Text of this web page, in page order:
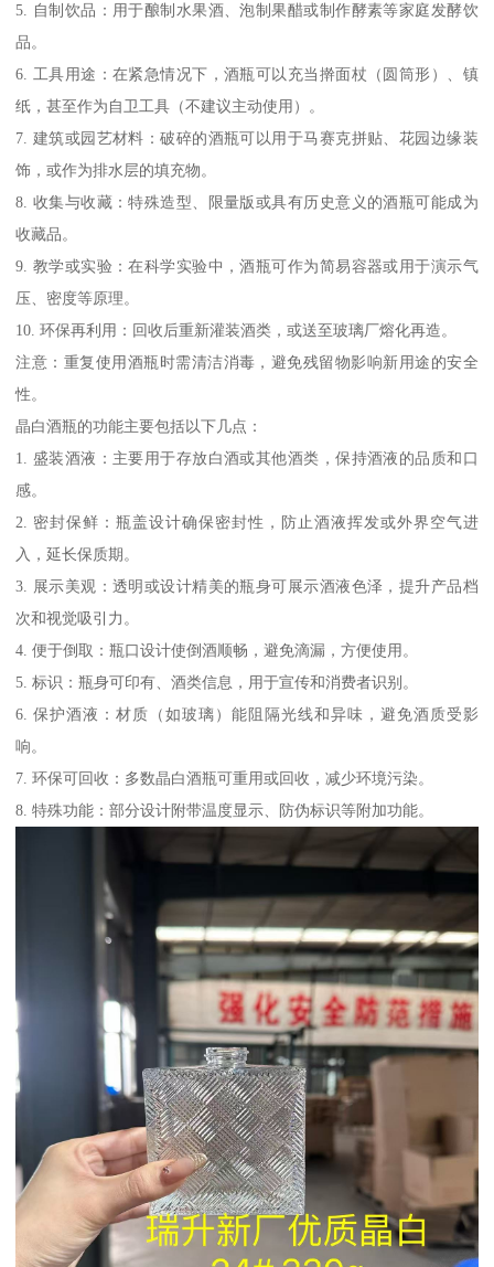
5. 自制饮品：用于酿制水果酒、泡制果醋或制作酵素等家庭发酵饮
品。
6. 工具用途：在紧急情况下，酒瓶可以充当擀面杖（圆筒形）、镇
纸，甚至作为自卫工具（不建议主动使用）。
7. 建筑或园艺材料：破碎的酒瓶可以用于马赛克拼贴、花园边缘装
饰，或作为排水层的填充物。
8. 收集与收藏：特殊造型、限量版或具有历史意义的酒瓶可能成为
收藏品。
9. 教学或实验：在科学实验中，酒瓶可作为简易容器或用于演示气
压、密度等原理。
10. 环保再利用：回收后重新灌装酒类，或送至玻璃厂熔化再造。
注意：重复使用酒瓶时需清洁消毒，避免残留物影响新用途的安全
性。
晶白酒瓶的功能主要包括以下几点：
1. 盛装酒液：主要用于存放白酒或其他酒类，保持酒液的品质和口
感。
2. 密封保鲜：瓶盖设计确保密封性，防止酒液挥发或外界空气进
入，延长保质期。
3. 展示美观：透明或设计精美的瓶身可展示酒液色泽，提升产品档
次和视觉吸引力。
4. 便于倒取：瓶口设计使倒酒顺畅，避免滴漏，方便使用。
5. 标识：瓶身可印有、酒类信息，用于宣传和消费者识别。
6. 保护酒液：材质（如玻璃）能阻隔光线和异味，避免酒质受影
响。
7. 环保可回收：多数晶白酒瓶可重用或回收，减少环境污染。
8. 特殊功能：部分设计附带温度显示、防伪标识等附加功能。